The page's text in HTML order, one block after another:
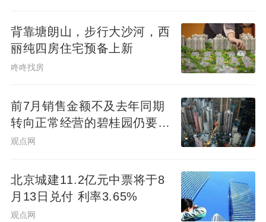
背靠塘朗山，步行大沙河，西
丽纯四房住宅预备上新
咚咚找房
前7月销售金额不及去年同期
转向正常经营的碧桂园仍要面
对难题
观点网
北京城建11.2亿元中票将于8
月13日兑付 利率3.65%
观点网